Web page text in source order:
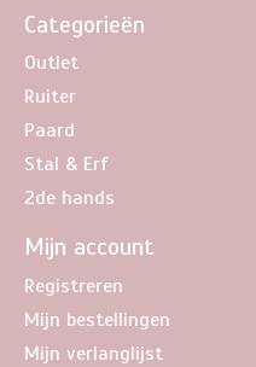
Categorieën
Outlet
Ruiter
Paard
Stal & Erf
2de hands
Mijn account
Registreren
Mijn bestellingen
Mijn verlanglijst